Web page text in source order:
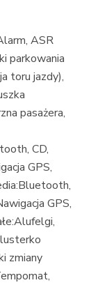
ASR
parkowania
toru jazdy),
pasażera,
CD,
GPS,
GPS,
zmiany